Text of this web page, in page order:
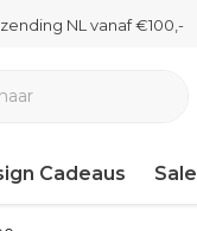
NL vanaf €100,-
Cadeaus Sale